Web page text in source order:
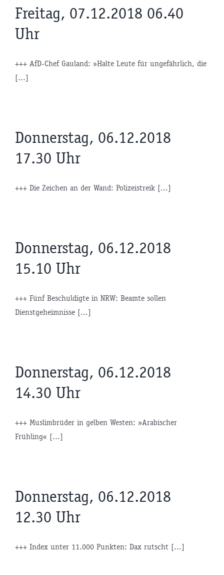
Freitag, 07.12.2018 06.40
Uhr
+++ AfD-Chef Gauland: »Halte Leute für ungefährlich, die
[...]
Donnerstag, 06.12.2018
17.30 Uhr
+++ Die Zeichen an der Wand: Polizeistreik [...]
Donnerstag, 06.12.2018
15.10 Uhr
+++ Fünf Beschuldigte in NRW: Beamte sollen
Dienstgeheimnisse [...]
Donnerstag, 06.12.2018
14.30 Uhr
+++ Muslimbrüder in gelben Westen: »Arabischer
Frühling« [...]
Donnerstag, 06.12.2018
12.30 Uhr
+++ Index unter 11.000 Punkten: Dax rutscht [...]